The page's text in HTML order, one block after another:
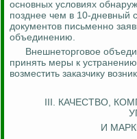
основных условиях
позднее чем в 10-дневный
документов письменно
объединению.
Внешнеторговое
принять меры к
возместить заказчику
III. КАЧЕСТВО,
И